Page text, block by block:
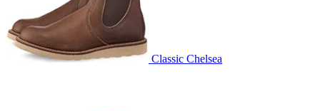
Classic Chelsea